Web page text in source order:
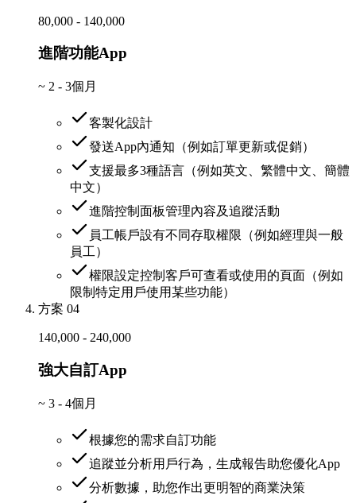
80,000 - 140,000
進階功能App
~ 2 - 3個月
客製化設計
發送App內通知（例如訂單更新或促銷）
支援最多3種語言（例如英文、繁體中文、簡體
中文）
進階控制面板管理內容及追蹤活動
員工帳戶設有不同存取權限（例如經理與一般
員工）
權限設定控制客戶可查看或使用的頁面（例如
限制特定用戶使用某些功能）
方案 04
140,000 - 240,000
強大自訂App
~ 3 - 4個月
根據您的需求自訂功能
追蹤並分析用戶行為，生成報告助您優化App
分析數據，助您作出更明智的商業決策